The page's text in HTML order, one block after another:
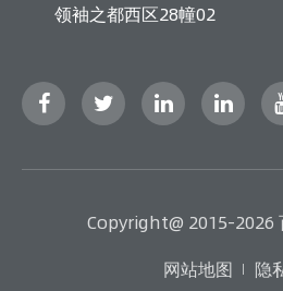
领袖之都西区28幢02
Copyright@ 2015-2026
网站地图
隐